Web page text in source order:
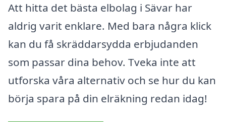
Att hitta det bästa elbolag i Sävar har
aldrig varit enklare. Med bara några klick
kan du få skräddarsydda erbjudanden
som passar dina behov. Tveka inte att
utforska våra alternativ och se hur du kan
börja spara på din elräkning redan idag!